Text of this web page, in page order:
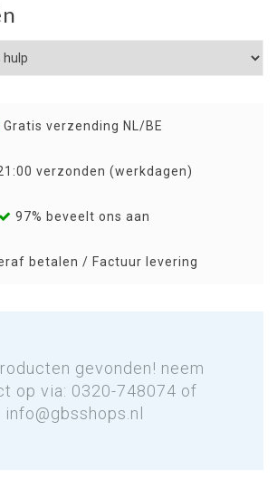
Gratis verzending NL/BE
verzonden (werkdagen)
97% beveelt ons aan
betalen / Factuur levering
gevonden! neem
op via: 0320-748074 of
info@gbsshops.nl